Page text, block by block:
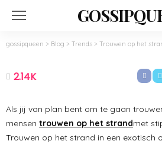
gossipqueen > Blog > Trends > Trouwen op het
Trouwen op het strand,
2.14K
Als jij van plan bent om te gaan
mensen trouwen op het strandmet
Trouwen op het strand in een exotisch